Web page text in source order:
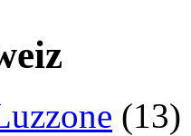
(13)